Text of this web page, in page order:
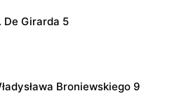
De Girarda 5
Broniewskiego 9